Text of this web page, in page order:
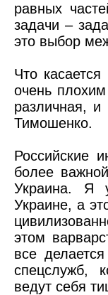
равных
задачи –
это выбор
Что
очень
различная, и
Тимошенко.
Российские
более
Украина. Я
Украине, а
этом
все
спецслужб,
ведут себя